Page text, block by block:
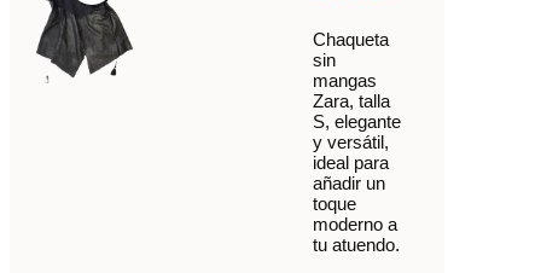
Chaqueta
sin
mangas
Zara, talla
S, elegante
y versátil,
ideal para
añadir un
toque
moderno a
tu atuendo.